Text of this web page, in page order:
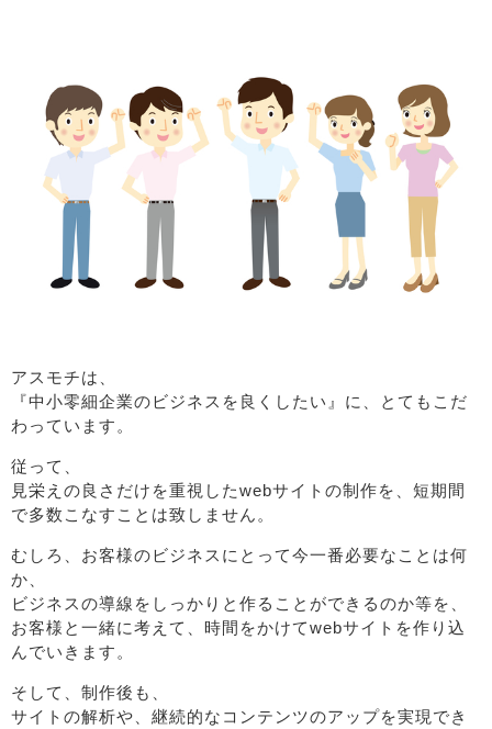
アスモチは、
『中小零細企業のビジネスを良くしたい』に、とてもこだ
わっています。
従って、
見栄えの良さだけを重視したwebサイトの制作を、短期間
で多数こなすことは致しません。
むしろ、お客様のビジネスにとって今一番必要なことは何
か、
ビジネスの導線をしっかりと作ることができるのか等を、
お客様と一緒に考えて、時間をかけてwebサイトを作り込
んでいきます。
そして、制作後も、
サイトの解析や、継続的なコンテンツのアップを実現でき